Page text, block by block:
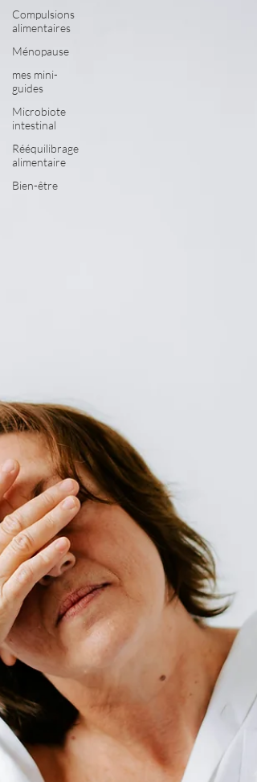
Compulsions
alimentaires
Ménopause
mes mini-
guides
Microbiote
intestinal
Rééquilibrage
alimentaire
Bien-être